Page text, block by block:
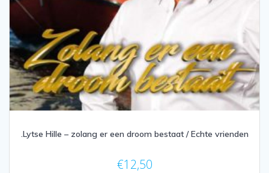
.Lytse Hille – zolang er een droom bestaat / Echte vrienden
€12,50